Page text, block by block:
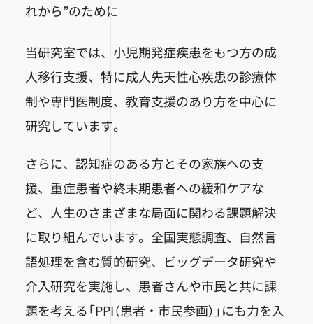
れから”のために
当研究室では、小児期発症疾患をもつ方の成
人移行支援、特に成人先天性心疾患の診療体
制や専門医制度、教育支援のあり方を中心に
研究しています。
さらに、認知症のある方とその家族への支
援、重症患者や終末期患者への緩和ケアな
ど、人生のさまざまな局面に関わる課題解決
に取り組んでいます。全国実態調査、自然言
語処理を含む質的研究、ビッグデータ研究や
介入研究を実施し、患者さんや市民と共に課
題を考える「PPI（患者・市民参画）」にも力を入